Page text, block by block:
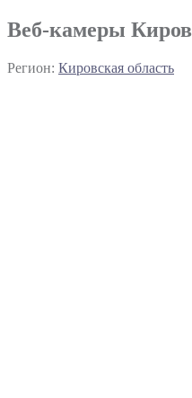
Веб-камеры Киров
Регион: Кировская область